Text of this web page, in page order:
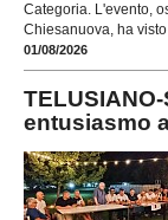
Categoria. L'evento,
Chiesanuova, ha
01/08/2026
entusiasmo